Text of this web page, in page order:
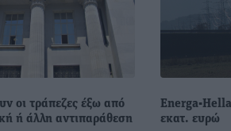
οι τράπεζες έξω από
ή άλλη αντιπαράθεση
Energa-
εκατ. ευρώ